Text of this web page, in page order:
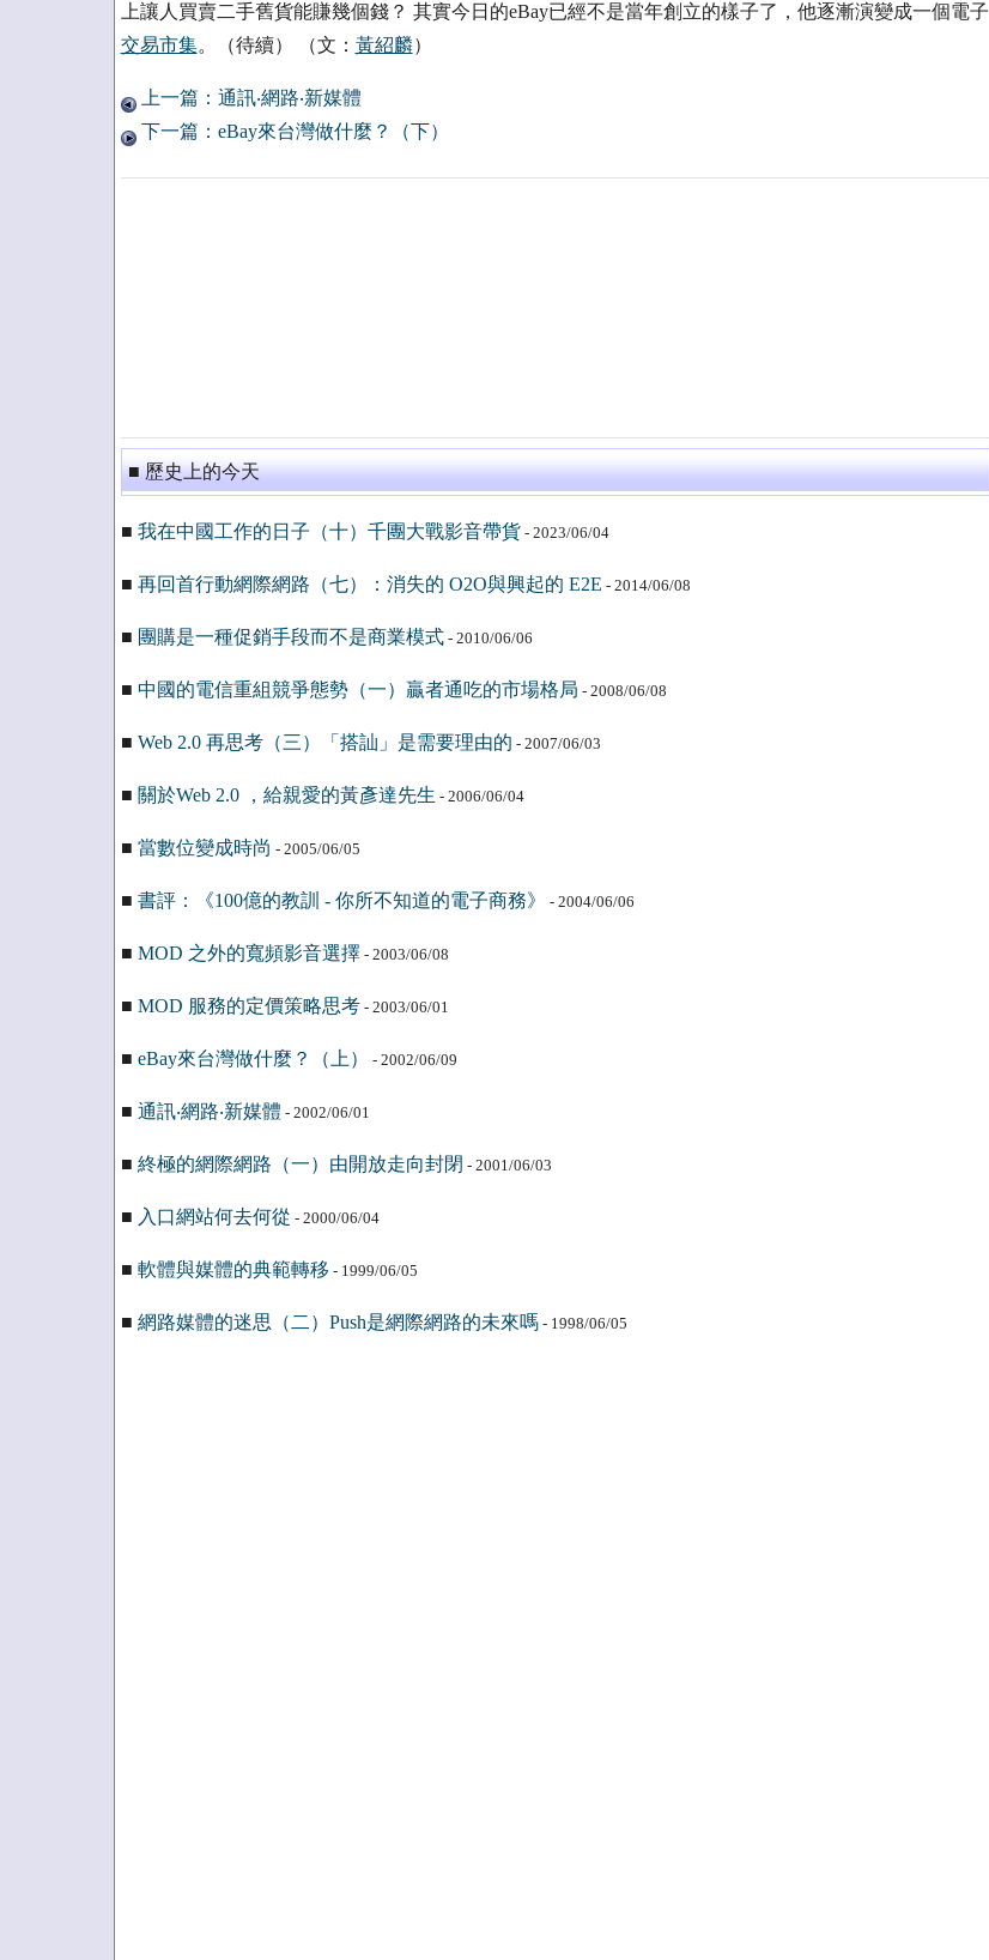
上讓人買賣二手舊貨能賺幾個錢？ 其實今日的eBay已經不是當年創立的樣子了，他逐漸演變成一個電子
交易市集。（待續） （文： 黃紹麟）
上一篇：通訊‧網路‧新媒體
下一篇：eBay來台灣做什麼？（下）
■ 歷史上的今天
■ 我在中國工作的日子（十）千團大戰影音帶貨- 2023/06/04
■ 再回首行動網際網路（七）：消失的 O2O與興起的 E2E - 2014/06/08
■ 團購是一種促銷手段而不是商業模式- 2010/06/06
■ 中國的電信重組競爭態勢（一）贏者通吃的市場格局 - 2008/06/08
■ Web 2.0 再思考（三）「搭訕」是需要理由的 - 2007/06/03
■ 關於Web 2.0 ，給親愛的黃彥達先生 - 2006/06/04
■ 當數位變成時尚 - 2005/06/05
■ 書評：《100億的教訓 - 你所不知道的電子商務》 - 2004/06/06
■ MOD 之外的寬頻影音選擇- 2003/06/08
■ MOD 服務的定價策略思考- 2003/06/01
■ eBay來台灣做什麼？（上） - 2002/06/09
■ 通訊‧網路‧新媒體 - 2002/06/01
■ 終極的網際網路（一）由開放走向封閉 - 2001/06/03
■ 入口網站何去何從 - 2000/06/04
■ 軟體與媒體的典範轉移 - 1999/06/05
■ 網路媒體的迷思（二）Push是網際網路的未來嗎- 1998/06/05